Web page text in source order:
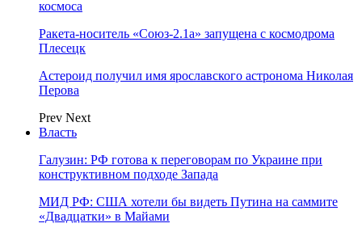
космоса
Ракета-носитель «Союз-2.1а» запущена с космодрома
Плесецк
Астероид получил имя ярославского астронома Николая
Перова
Prev Next
Власть
Галузин: РФ готова к переговорам по Украине при
конструктивном подходе Запада
МИД РФ: США хотели бы видеть Путина на саммите
«Двадцатки» в Майами